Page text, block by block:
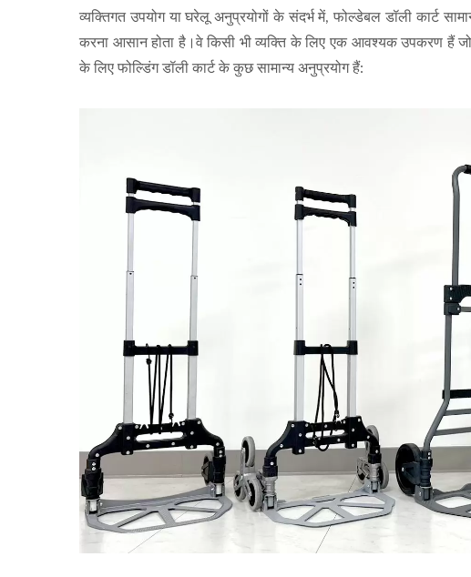
व्यक्तिगत उपयोग या घरेलू अनुप्रयोगों के संदर्भ में, फोल्डेबल डॉली कार्ट
करना आसान होता है।वे किसी भी व्यक्ति के लिए एक आवश्यक उपकरण हैं
के लिए फोल्डिंग डॉली कार्ट के कुछ सामान्य अनुप्रयोग हैं: